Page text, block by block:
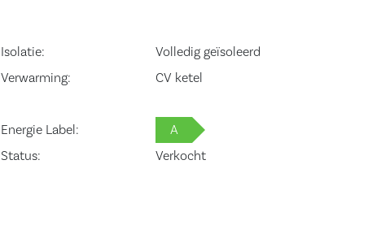
Isolatie: Volledig geïsoleerd
Verwarming: CV ketel
Energie Label:
A
Status: Verkocht